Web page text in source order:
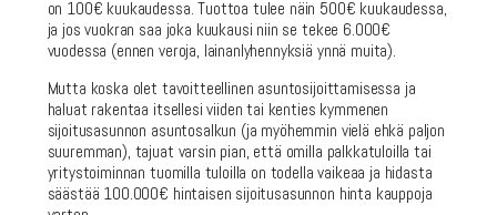
on 100€ kuukaudessa. Tuottoa tulee näin 500€ kuukaudessa,
ja jos vuokran saa joka kuukausi niin se tekee 6.000€
vuodessa (ennen veroja, lainanlyhennyksiä ynnä muita).
Mutta koska olet tavoitteellinen asuntosijoittamisessa ja
haluat rakentaa itsellesi viiden tai kenties kymmenen
sijoitusasunnon asuntosalkun (ja myöhemmin vielä ehkä paljon
suuremman), tajuat varsin pian, että omilla palkkatuloilla tai
yritystoiminnan tuomilla tuloilla on todella vaikeaa ja hidasta
säästää 100.000€ hintaisen sijoitusasunnon hinta kauppoja